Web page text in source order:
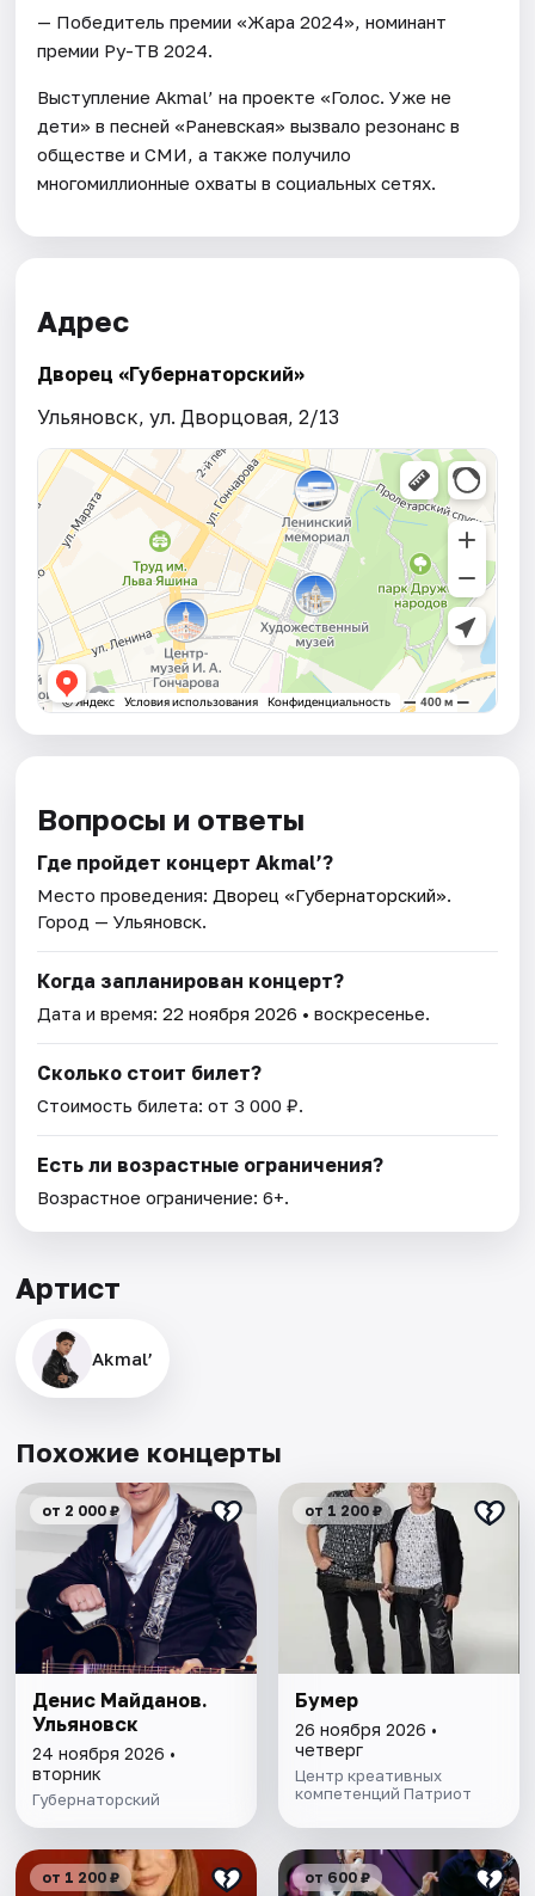
— Победитель премии «Жара 2024», номинант
премии Ру-ТВ 2024.
Выступление Akmal’ на проекте «Голос. Уже не
дети» в песней «Раневская» вызвало резонанс в
обществе и СМИ, а также получило
многомиллионные охваты в социальных сетях.
Адрес
Дворец «Губернаторский»
Ульяновск, ул. Дворцовая, 2/13
Вопросы и ответы
Где пройдет концерт Akmal’?
Место проведения: Дворец «Губернаторский».
Город — Ульяновск.
Когда запланирован концерт?
Дата и время:22 ноября 2026 • воскресенье.
Сколько стоит билет?
Стоимость билета: от 3 000 ₽.
Есть ли возрастные ограничения?
Возрастное ограничение: 6+.
Артист
Akmal’
Похожие концерты
от 2 000 ₽
Денис Майданов.
Ульяновск
24 ноября 2026 •
вторник
Губернаторский
от 1 200 ₽
Бумер
26 ноября 2026 •
четверг
Центр креативных
компетенций Патриот
от 1 200 ₽ от 600 ₽